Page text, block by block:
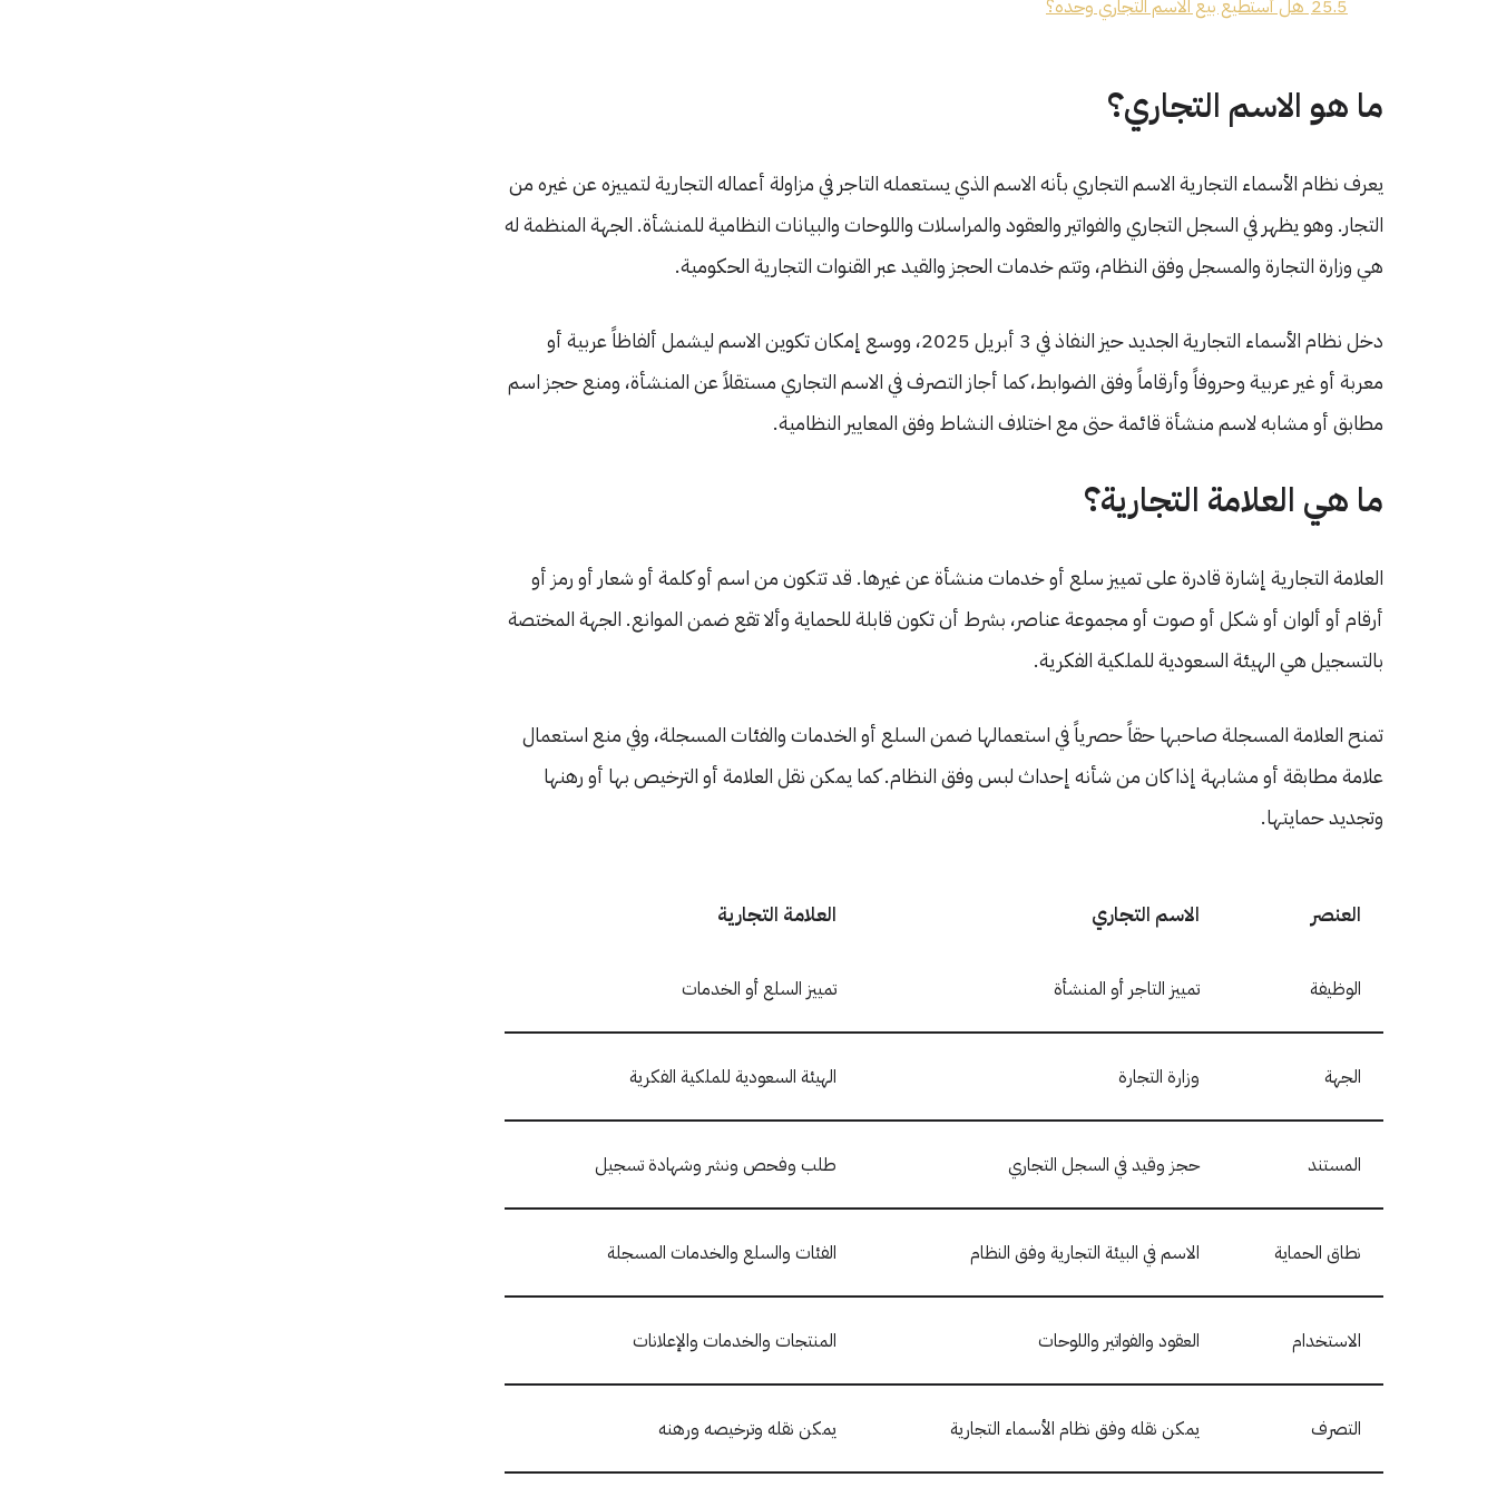
25.5 هل أستطيع بيع الاسم التجاري وحده؟
ما هو الاسم التجاري؟
يعرف نظام الأسماء التجارية الاسم التجاري بأنه الاسم الذي يستعمله التاجر في مزاولة أعماله التجارية لتمييزه عن غيره من
التجار. وهو يظهر في السجل التجاري والفواتير والعقود والمراسلات واللوحات والبيانات النظامية للمنشأة. الجهة المنظمة له
هي وزارة التجارة والمسجل وفق النظام، وتتم خدمات الحجز والقيد عبر القنوات التجارية الحكومية.
دخل نظام الأسماء التجارية الجديد حيز النفاذ في 3 أبريل 2025، ووسع إمكان تكوين الاسم ليشمل ألفاظاً عربية أو
معربة أو غير عربية وحروفاً وأرقاماً وفق الضوابط، كما أجاز التصرف في الاسم التجاري مستقلاً عن المنشأة، ومنع حجز اسم
مطابق أو مشابه لاسم منشأة قائمة حتى مع اختلاف النشاط وفق المعايير النظامية.
ما هي العلامة التجارية؟
العلامة التجارية إشارة قادرة على تمييز سلع أو خدمات منشأة عن غيرها. قد تتكون من اسم أو كلمة أو شعار أو رمز أو
أرقام أو ألوان أو شكل أو صوت أو مجموعة عناصر، بشرط أن تكون قابلة للحماية وألا تقع ضمن الموانع. الجهة المختصة
بالتسجيل هي الهيئة السعودية للملكية الفكرية.
تمنح العلامة المسجلة صاحبها حقاً حصرياً في استعمالها ضمن السلع أو الخدمات والفئات المسجلة، وفي منع استعمال
علامة مطابقة أو مشابهة إذا كان من شأنه إحداث لبس وفق النظام. كما يمكن نقل العلامة أو الترخيص بها أو رهنها
وتجديد حمايتها.
العنصر الاسم التجاري العلامة التجارية
الوظيفة تمييز التاجر أو المنشأة تمييز السلع أو الخدمات
الجهة وزارة التجارة الهيئة السعودية للملكية الفكرية
المستند حجز وقيد في السجل التجاري طلب وفحص ونشر وشهادة تسجيل
نطاق الحماية الاسم في البيئة التجارية وفق النظام الفئات والسلع والخدمات المسجلة
الاستخدام العقود والفواتير واللوحات المنتجات والخدمات والإعلانات
التصرف يمكن نقله وفق نظام الأسماء التجارية يمكن نقله وترخيصه ورهنه